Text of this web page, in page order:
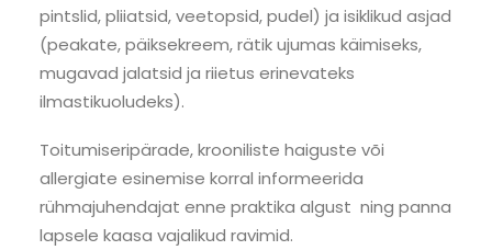
pintslid, pliiatsid, veetopsid, pudel) ja isiklikud asjad
(peakate, päiksekreem, rätik ujumas käimiseks,
mugavad jalatsid ja riietus erinevateks
ilmastikuoludeks).
Toitumiseripärade, krooniliste haiguste või
allergiate esinemise korral informeerida
rühmajuhendajat enne praktika algust ning panna
lapsele kaasa vajalikud ravimid.